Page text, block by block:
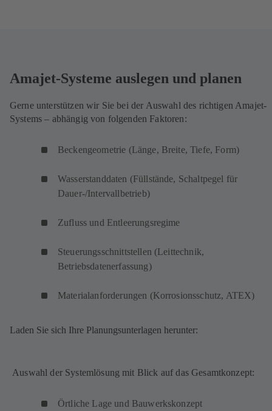
Amajet-Systeme auslegen und planen
Gerne unterstützen wir Sie bei der Auswahl des richtigen Amajet-
Systems – abhängig von folgenden Faktoren:
Beckengeometrie (Länge, Breite, Tiefe, Form)
Wasserstanddaten (Füllstände, Schaltpegel für
Dauer-/Intervallbetrieb)
Zufluss und Entleerungsregime
Steuerungsschnittstellen (Leittechnik,
Betriebsdatenerfassung)
Materialanforderungen (Korrosionsschutz, ATEX)
Laden Sie sich Ihre Planungsunterlagen herunter:
Auswahl der Systemlösung mit Blick auf das Gesamtkonzept:
Örtliche Lage und Bauwerkskonzept